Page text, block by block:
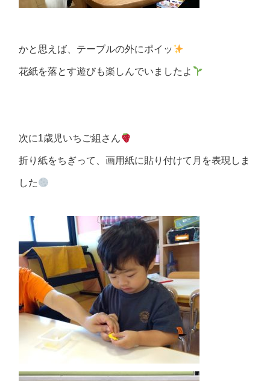
かと思えば、テーブルの外にポイッ
花紙を落とす遊びも楽しんでいましたよ
次に1歳児いちご組さん
折り紙をちぎって、画用紙に貼り付けて月を表現しま
した